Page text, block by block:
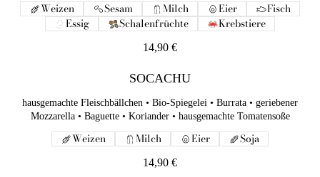
SOCACHU
hausgemachte Fleischbällchen • Bio-Spiegelei • Burrata •
geriebener Mozzarella • Baguette • Koriander • hausgemachte
14,90 €
Milch
SEOUL Croissant (leicht scharf)
Bulgogi • geriebener Mozzarella • Frischkäse • koreanische
Chillisoße Gochujang (scharf) • Salat • (hausgemacht) Kimchi •
14,90 €
Weizen Sesam Milch Eier
Fisch
Essig
Schalenfrüchte Krebstiere
SOCACHU
hausgemachte Fleischbällchen • Bio-Spiegelei • Burrata • geriebener
Mozzarella • Baguette • Koriander • hausgemachte Tomatensoße
14,90 €
Weizen Milch Eier Soja